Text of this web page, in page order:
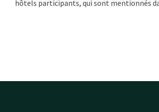
hôtels participants, qui sont mentionnés